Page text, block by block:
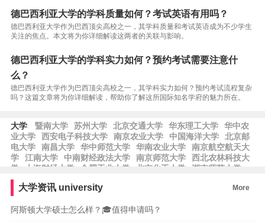
德巴西利亚大学的学科质量如何？考试英语有用吗？
德巴西利亚大学作为巴西顶尖高校之一，其学科质量和考试英语成为不少学生
关注的焦点。本文将为你详细解读这两者的关联与影响。
德巴西利亚大学的学科实力如何？预约考试需要注意什
么？
德巴西利亚大学作为巴西顶尖高校之一，其学科实力如何？预约考试流程复杂
吗？这篇文章将为你详细解读，帮助你了解这所国际知名学府的魅力所在。
大学 暨南大学 苏州大学 北京交通大学 华东理工大学
华中农
业大学
西安电子科技大学 南京农业大学 中国海洋大学
北京邮
电大学
南昌大学 华中师范大学 华南农业大学
南京航空航天大
学
江南大学 中南财经政法大学 南京师范大学
西北农林科技大
学
上海财经大学 合肥工业大学 北京化工大学
湖南师范大学
南方科技大学
地质大学
陕西师范大学
首都师范大
大学资讯 university More
阿斯顿大学硕士怎么样？🎓值得申请吗？